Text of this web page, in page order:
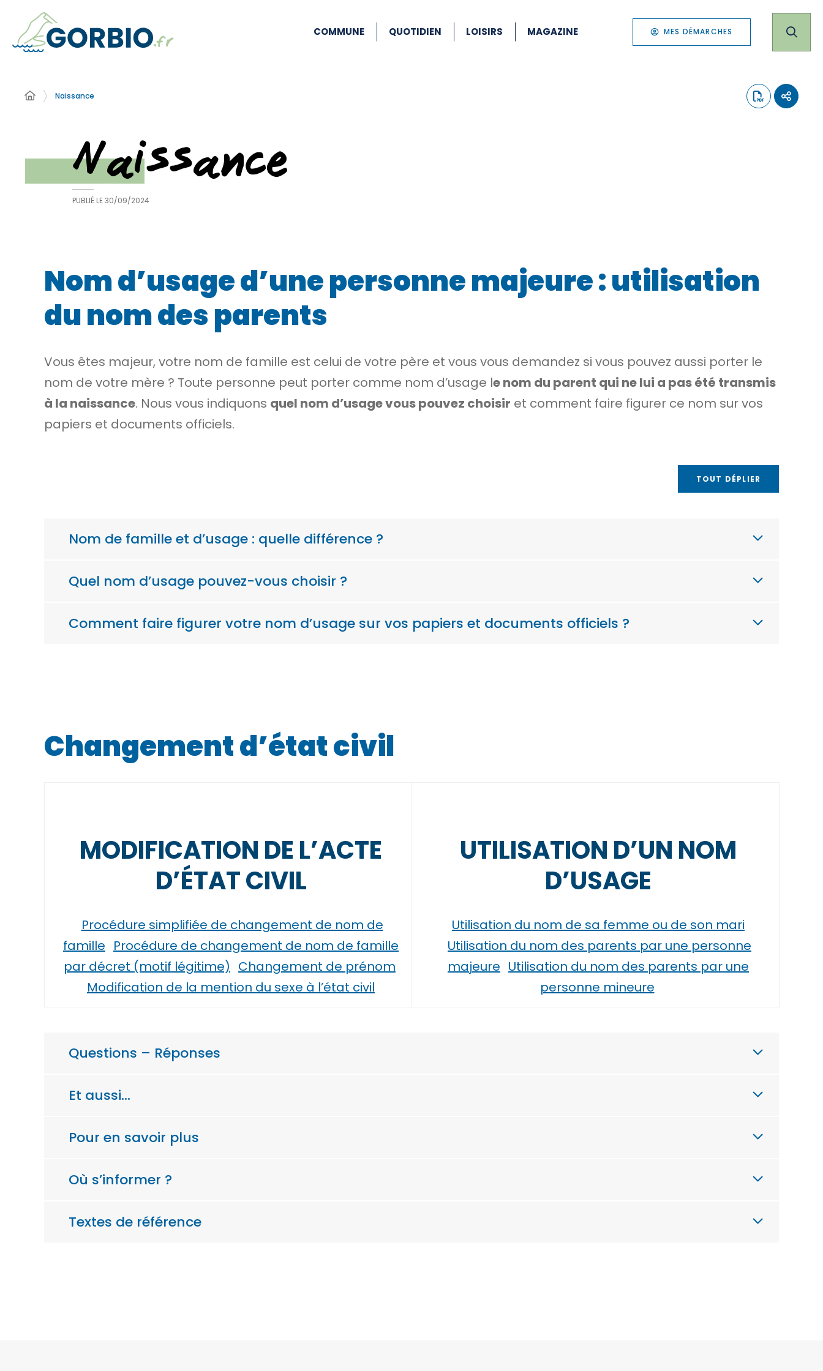
COMMUNE QUOTIDIEN LOISIRS MAGAZINE MES DÉMARCHES
Naissance
Naissance
PUBLIÉ LE30/09/2024
Nom d’usage d’une personne majeure : utilisation
du nom des parents
Vous êtes majeur, votre nom de famille est celui de votre père et vous vous demandez si vous pouvez aussi porter le
nom de votre mère ? Toute personne peut porter comme nom d’usage le nom du parent qui ne lui a pas été transmis
à la naissance. Nous vous indiquons quel nom d’usage vous pouvez choisir et comment faire figurer ce nom sur vos
papiers et documents officiels.
TOUT DÉPLIER
Nom de famille et d’usage : quelle différence ?
Quel nom d’usage pouvez-vous choisir ?
Comment faire figurer votre nom d’usage sur vos papiers et documents officiels ?
Changement d’état civil
MODIFICATION DE L’ACTE
D’ÉTAT CIVIL
Procédure simplifiée de changement de nom de
famille Procédure de changement de nom de famille
par décret (motif légitime) Changement de prénom
Modification de la mention du sexe à l’état civil
UTILISATION D’UN NOM
D’USAGE
Utilisation du nom de sa femme ou de son mari
Utilisation du nom des parents par une personne
majeure Utilisation du nom des parents par une
personne mineure
Questions – Réponses
Et aussi…
Pour en savoir plus
Où s’informer ?
Textes de référence